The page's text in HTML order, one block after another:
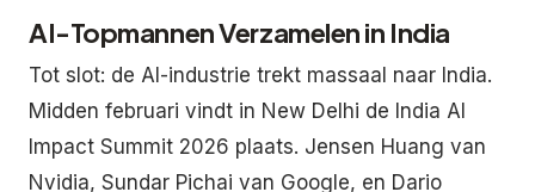
AI-Topmannen Verzamelen in India
Tot slot: de AI-industrie trekt massaal naar India.
Midden februari vindt in New Delhi de India AI
Impact Summit 2026 plaats. Jensen Huang van
Nvidia, Sundar Pichai van Google, en Dario